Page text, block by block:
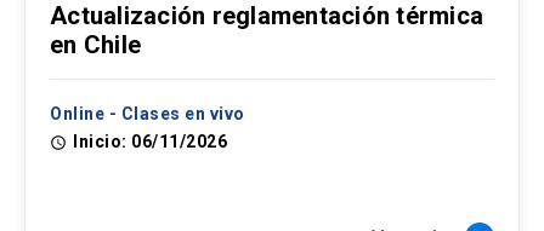
Actualización reglamentación térmica
en Chile
Online - Clases en vivo
access_time Inicio: 06/11/2026